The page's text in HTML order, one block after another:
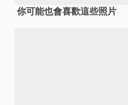
你可能也會喜歡這些照片